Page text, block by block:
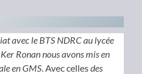
avec le BTS NDRC au lycée
Ronan nous avons mis en
en GMS . Avec cellesdes